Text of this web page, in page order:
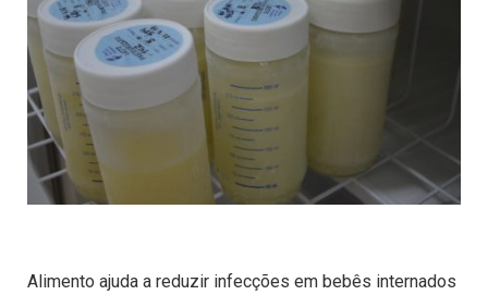
Alimento ajuda a reduzir infecções em bebês internados